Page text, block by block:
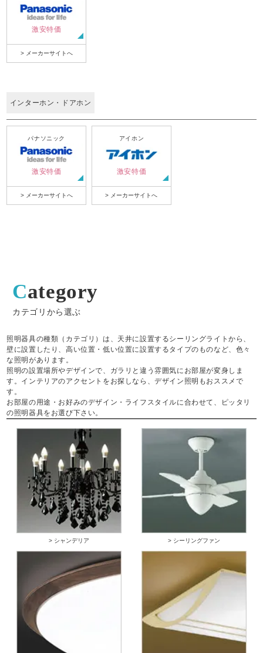
激安特価
> メーカーサイトへ
インターホン・ドアホン
パナソニック
激安特価
> メーカーサイトへ
アイホン
激安特価
> メーカーサイトへ
Category
カテゴリから選ぶ
照明器具の種類（カテゴリ）は、天井に設置するシーリングライトから、
壁に設置したり、高い位置・低い位置に設置するタイプのものなど、色々
な照明があります。
照明の設置場所やデザインで、ガラリと違う雰囲気にお部屋が変身しま
す。インテリアのアクセントをお探しなら、デザイン照明もおススメで
す。
お部屋の用途・お好みのデザイン・ライフスタイルに合わせて、ピッタリ
の照明器具をお選び下さい。
> シャンデリア > シーリングファン